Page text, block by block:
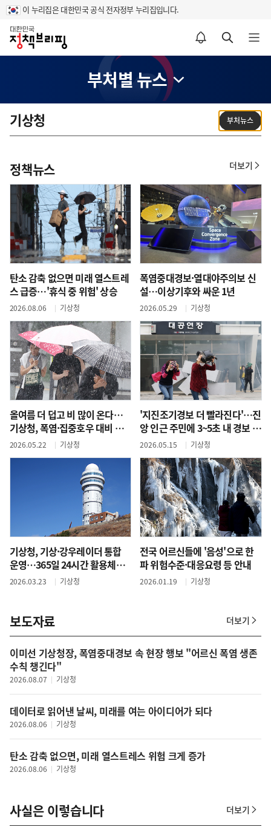
이 누리집은 대한민국 공식 전자정부 누리집입니다.
홈
알림설정 바로가기 검색 바로가기 메뉴 열기
부처별 뉴스
기상청 부처뉴스
정책뉴스
탄소 감축 없으면 미래 열스트레
스 급증…'휴식 중 위험' 상승
2026.08.06 기상청
폭염중대경보·열대야주의보 신
설…이상기후와 싸운 1년
2026.05.29 기상청
올여름 더 덥고 비 많이 온다…
기상청, 폭염·집중호우 대비 강
화
2026.05.22 기상청
'지진조기경보 더 빨라진다'…진
앙 인근 주민에 3~5초 내 경보 발
령
2026.05.15 기상청
기상청, 기상·강우레이더 통합
운영…365일 24시간 활용체계
로 전환
2026.03.23 기상청
전국 어르신들에 '음성'으로 한
파 위험수준·대응요령 등 안내
2026.01.19 기상청
스
더보기
보도자료
이미선 기상청장, 폭염중대경보 속 현장 행보 "어르신 폭염 생존
수칙 챙긴다"
2026.08.07 기상청
데이터로 읽어낸 날씨, 미래를 여는 아이디어가 되다
2026.08.06 기상청
탄소 감축 없으면, 미래 열스트레스 위험 크게 증가
2026.08.06 기상청
도
더보기
사실은 이렇습니다
실
더보기